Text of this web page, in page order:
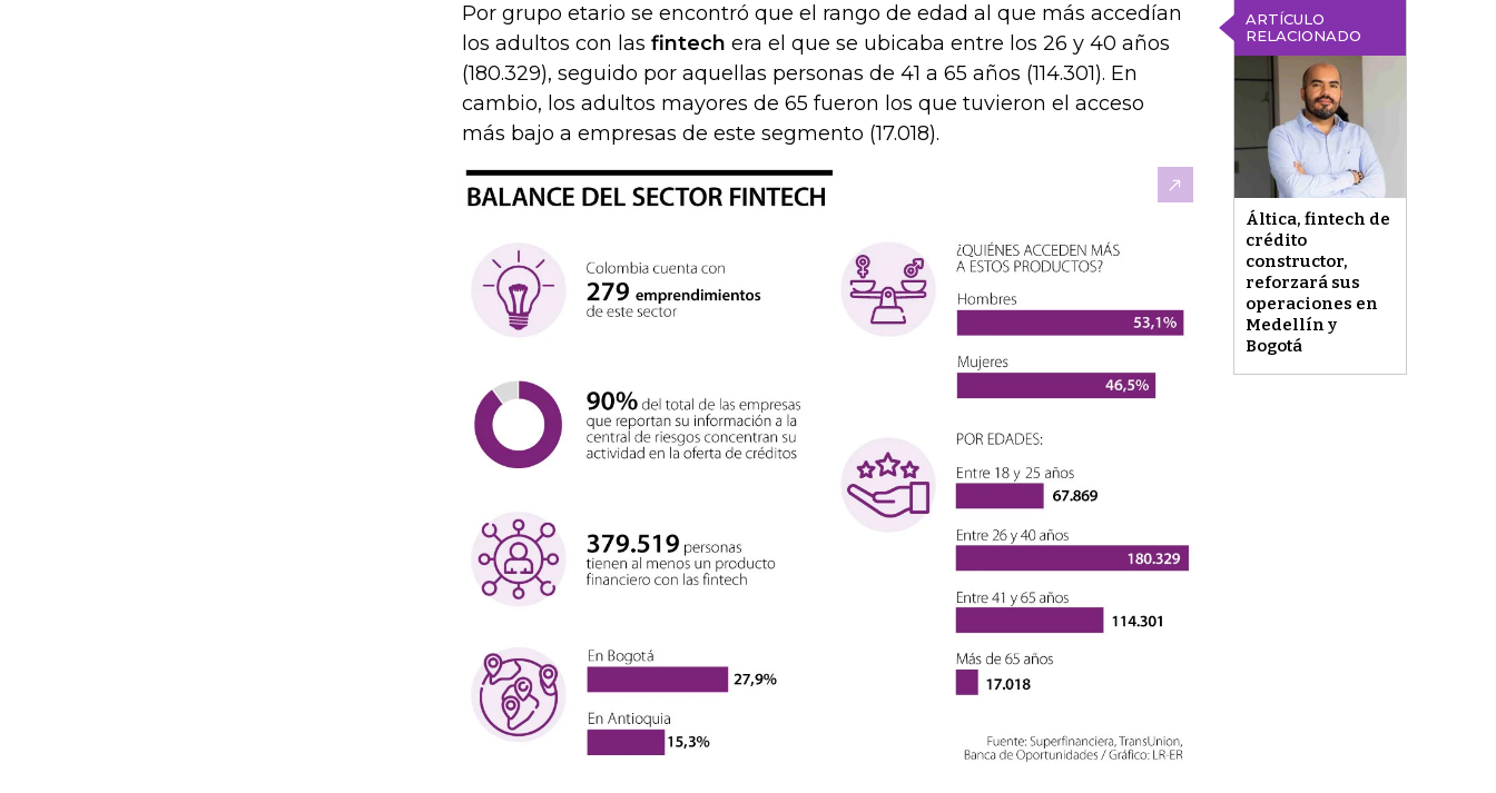
ARTÍCULO
RELACIONADO
Áltica, fintech de
crédito
constructor,
reforzará sus
operaciones en
Medellín y
Bogotá
Por grupo etario se encontró que el rango de edad al que más accedían
los adultos con las fintech era el que se ubicaba entre los 26 y 40 años
(180.329), seguido por aquellas personas de 41 a 65 años (114.301). En
cambio, los adultos mayores de 65 fueron los que tuvieron el acceso
más bajo a empresas de este segmento (17.018).